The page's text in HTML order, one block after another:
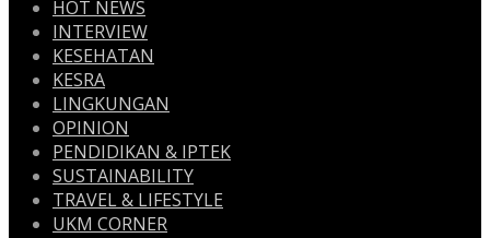
HOT NEWS
INTERVIEW
KESEHATAN
KESRA
LINGKUNGAN
OPINION
PENDIDIKAN & IPTEK
SUSTAINABILITY
TRAVEL & LIFESTYLE
UKM CORNER